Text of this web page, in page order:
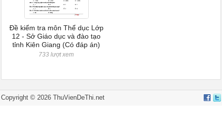
Đề kiểm tra môn Thể dục Lớp
12 - Sở Giáo dục và đào tạo
tỉnh Kiên Giang (Có đáp án)
733 lượt xem
Copyright © 2026 ThuVienDeThi.net